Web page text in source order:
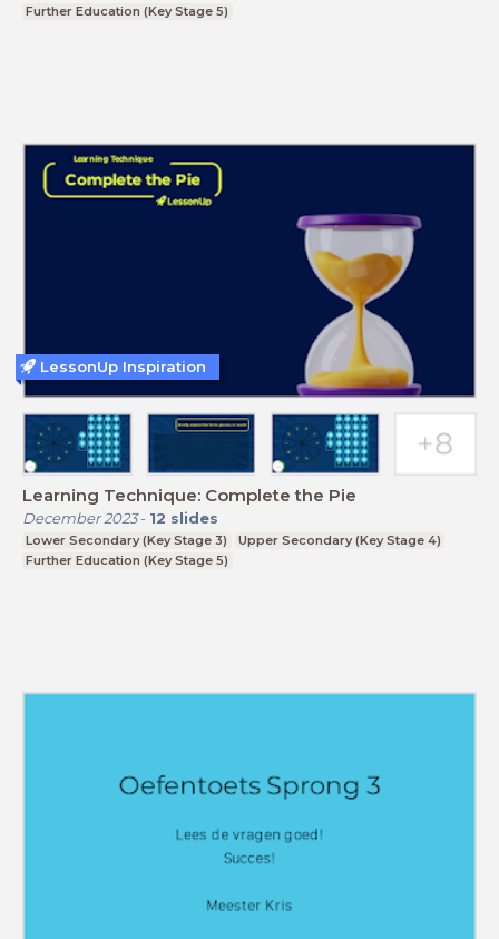
Further Education (Key Stage 5)
Learning Technique: Complete the Pie
December 2023- 12 slides
Lower Secondary (Key Stage 3)
Upper Secondary (Key Stage 4)
Further Education (Key Stage 5)
LessonUp Inspiration